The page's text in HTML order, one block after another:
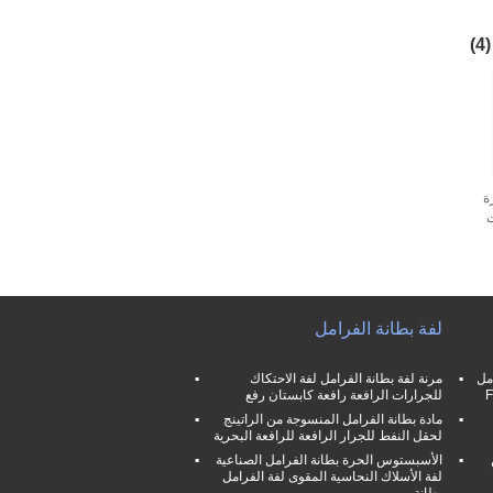
(4)
لفة بطانة الفرامل
مرنة لفة بطانة الفرامل لفة الاحتكاك
للجرارات الرافعة رافعة كابستان رفع
مادة بطانة الفرامل المنسوجة من الراتينج
لحقل النفط للجرار الرافعة للرافعة البحرية
الأسبستوس الحرة بطانة الفرامل الصناعية
لفة الأسلاك النحاسية المقوى لفة الفرامل